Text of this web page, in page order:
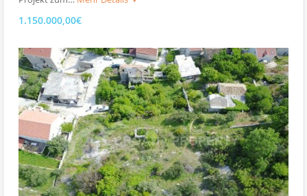
1.150.000,00€